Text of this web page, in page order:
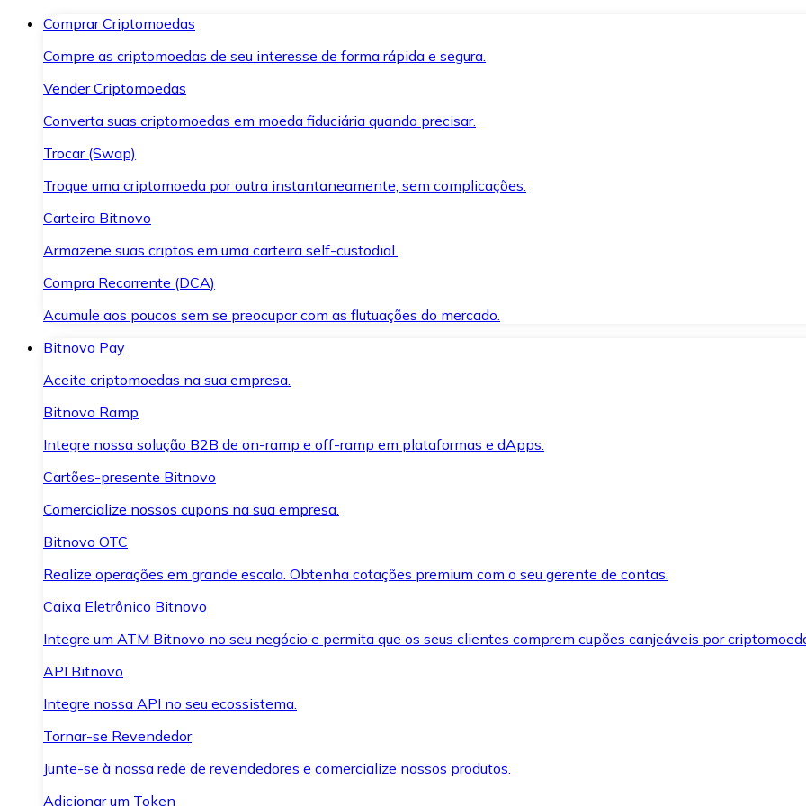
Comprar Criptomoedas
Compre as criptomoedas de seu interesse de forma rápida e segura.
Vender Criptomoedas
Converta suas criptomoedas em moeda fiduciária quando precisar.
Trocar (Swap)
Troque uma criptomoeda por outra instantaneamente, sem complicações.
Carteira Bitnovo
Armazene suas criptos em uma carteira self-custodial.
Compra Recorrente (DCA)
Acumule aos poucos sem se preocupar com as flutuações do mercado.
Bitnovo Pay
Aceite criptomoedas na sua empresa.
Bitnovo Ramp
Integre nossa solução B2B de on-ramp e off-ramp em plataformas e dApps.
Cartões-presente Bitnovo
Comercialize nossos cupons na sua empresa.
Bitnovo OTC
Realize operações em grande escala. Obtenha cotações premium com o seu gerente de contas.
Caixa Eletrônico Bitnovo
Integre um ATM Bitnovo no seu negócio e permita que os seus clientes comprem cupões canjeáveis por
API Bitnovo
Integre nossa API no seu ecossistema.
Tornar-se Revendedor
Junte-se à nossa rede de revendedores e comercialize nossos produtos.
Adicionar um Token